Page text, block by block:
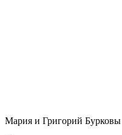
Мария и Григорий Бурковы